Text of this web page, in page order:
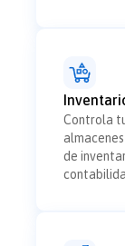
Controla
de